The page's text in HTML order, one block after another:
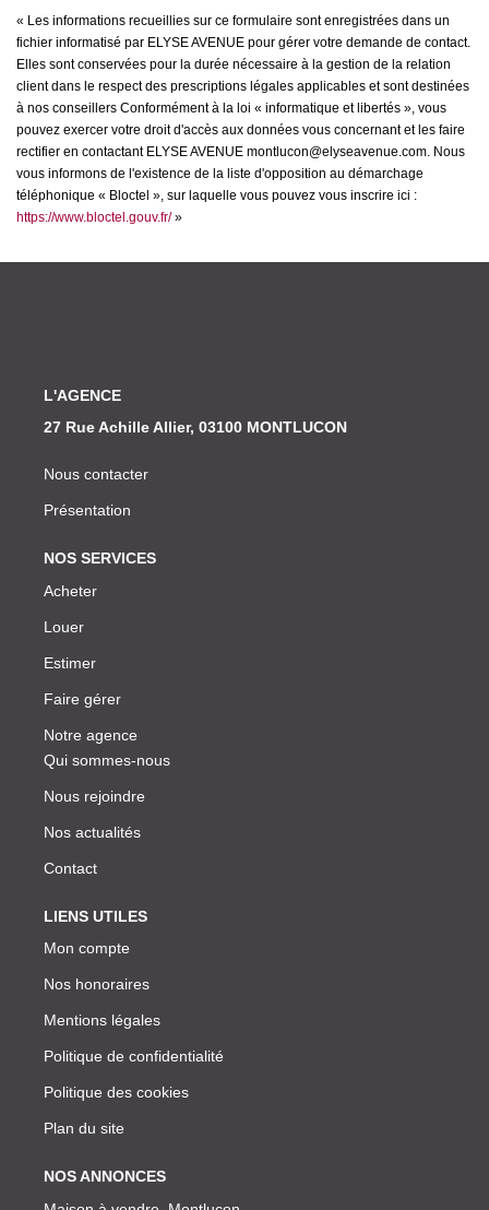
« Les informations recueillies sur ce formulaire sont enregistrées dans un
fichier informatisé par ELYSE AVENUE pour gérer votre demande de contact.
Elles sont conservées pour la durée nécessaire à la gestion de la relation
client dans le respect des prescriptions légales applicables et sont destinées
à nos conseillers Conformément à la loi « informatique et libertés », vous
pouvez exercer votre droit d'accès aux données vous concernant et les faire
rectifier en contactant ELYSE AVENUE montlucon@elyseavenue.com. Nous
vous informons de l'existence de la liste d'opposition au démarchage
téléphonique « Bloctel », sur laquelle vous pouvez vous inscrire ici :
https://www.bloctel.gouv.fr/»
L'AGENCE
27 Rue Achille Allier, 03100 MONTLUCON
Nous contacter
Présentation
NOS SERVICES
Acheter
Louer
Estimer
Faire gérer
Notre agence
Qui sommes-nous
Nous rejoindre
Nos actualités
Contact
LIENS UTILES
Mon compte
Nos honoraires
Mentions légales
Politique de confidentialité
Politique des cookies
Plan du site
NOS ANNONCES